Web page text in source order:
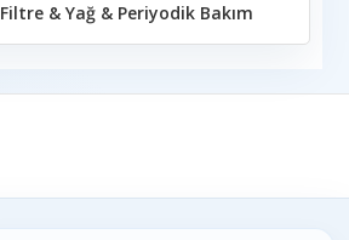
Filtre & Yağ & Periyodik Bakım